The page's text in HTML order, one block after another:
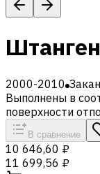
2000-2010
Выполнены в
поверхности
В сравнение
10 646,60 ₽
11 699,56 ₽